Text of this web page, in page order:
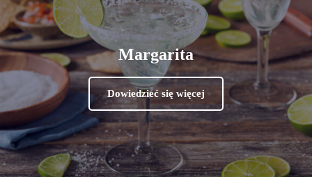
Margarita
Dowiedzieć się więcej